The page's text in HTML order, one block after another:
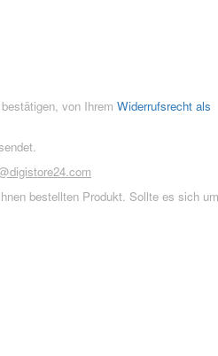
von Ihrem Widerrufsrecht als
bestellten Produkt. Sollte es sich